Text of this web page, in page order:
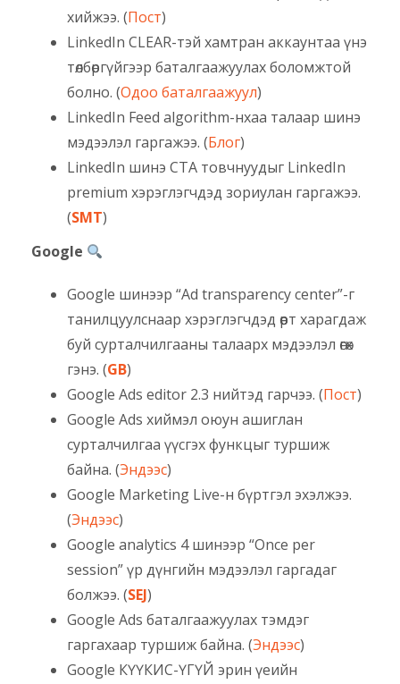
хийжээ. (Пост)
LinkedIn CLEAR-тэй хамтран аккаунтаа үнэ
төлбөргүйгээр баталгаажуулах боломжтой
болно. (Одоо баталгаажуул)
LinkedIn Feed algorithm-нхаа талаар шинэ
мэдээлэл гаргажээ. (Блог)
LinkedIn шинэ CTA товчнуудыг LinkedIn
premium хэрэглэгчдэд зориулан гаргажээ.
(SMT)
Google
Google шинээр “Ad transparency center”-г
танилцуулснаар хэрэглэгчдэд өөрт харагдаж
буй сурталчилгааны талаарх мэдээлэл өгөх
гэнэ. (GB)
Google Ads editor 2.3 нийтэд гарчээ. (Пост)
Google Ads хиймэл оюун ашиглан
сурталчилгаа үүсгэх функцыг туршиж
байна. (Эндээс)
Google Marketing Live-н бүртгэл эхэлжээ.
(Эндээс)
Google analytics 4 шинээр “Once per
session” үр дүнгийн мэдээлэл гаргадаг
болжээ. (SEJ)
Google Ads баталгаажуулах тэмдэг
гаргахаар туршиж байна. (Эндээс)
Google КҮҮКИС-ҮГҮЙ эрин үеийн